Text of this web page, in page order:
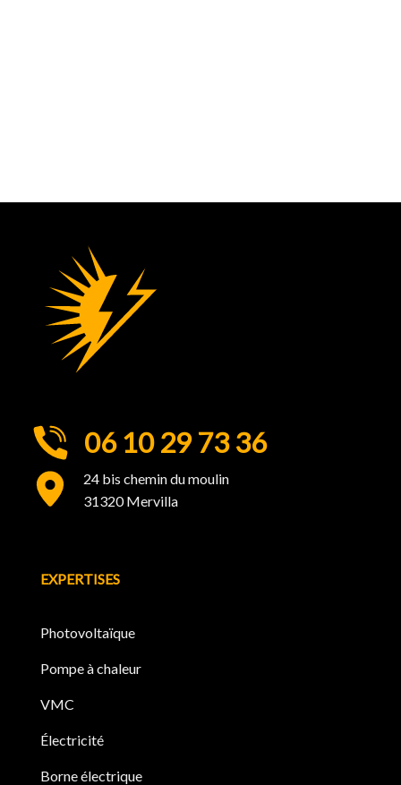
06 10 29 73 36
24 bis chemin du moulin
31320 Mervilla
EXPERTISES
Photovoltaïque
Pompe à chaleur
VMC
Électricité
Borne électrique